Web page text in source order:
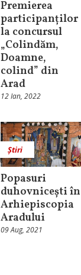
Premierea
participanților
la concursul
„Colindăm,
Doamne,
colind” din
Arad
12 Ian, 2022
Știri
Popasuri
duhovnicești în
Arhiepiscopia
Aradului
09 Aug, 2021